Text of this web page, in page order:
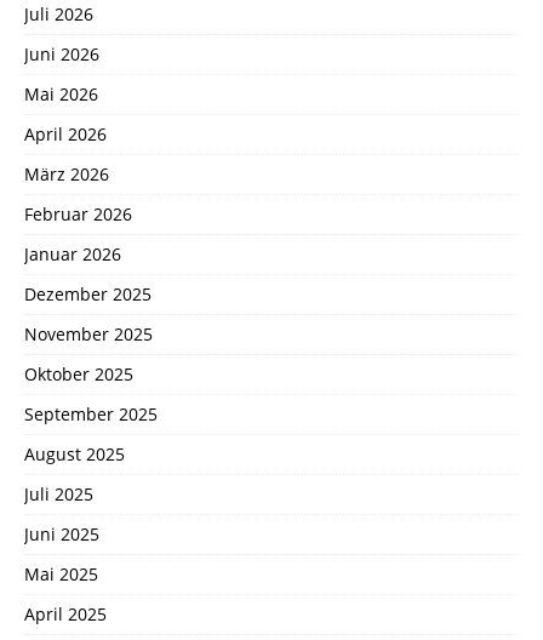
Juli 2026
Juni 2026
Mai 2026
April 2026
März 2026
Februar 2026
Januar 2026
Dezember 2025
November 2025
Oktober 2025
September 2025
August 2025
Juli 2025
Juni 2025
Mai 2025
April 2025